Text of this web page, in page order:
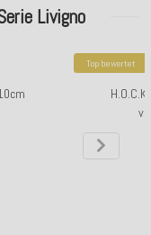
Livigno
Top bewertet